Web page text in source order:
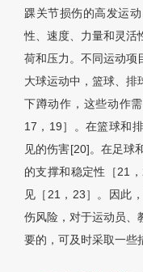
踝关节损伤的高发运
性、速度、力量和灵活
荷和压力。不同运动项
大球运动中，篮球、排
下蹲动作，这些动作
17，19］。在篮球和
见的伤害[20]。在足球
的支撑和稳定性［21
见［21，23］。因此
伤风险，对于运动员、
要的，可及时采取一些